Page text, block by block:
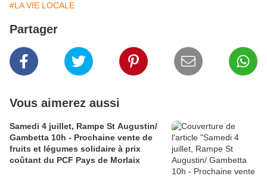
#LA VIE LOCALE
Partager
Vous aimerez aussi
Samedi 4 juillet, Rampe St Augustin/
Gambetta 10h - Prochaine vente de
fruits et légumes solidaire à prix
coûtant du PCF Pays de Morlaix